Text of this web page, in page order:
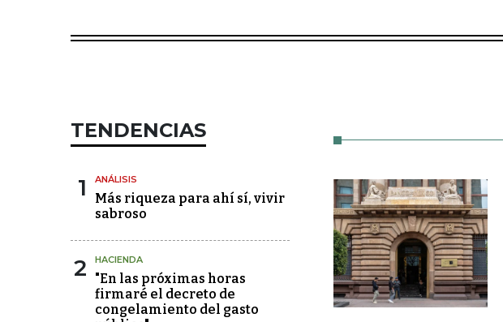
TENDENCIAS
1 ANÁLISIS
Más riqueza para ahí sí, vivir
sabroso
2 HACIENDA
"En las próximas horas
firmaré el decreto de
congelamiento del gasto